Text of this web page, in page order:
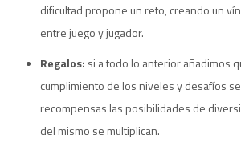
dificultad propone un reto, creando un
entre juego y jugador.
Regalos: si a todo lo anterior añadimos
cumplimiento de los niveles y desafíos
recompensas las posibilidades de
del mismo se multiplican.